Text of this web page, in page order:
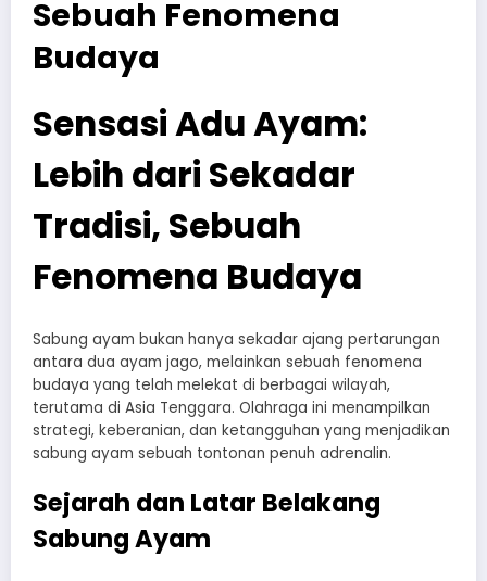
Sebuah Fenomena
Budaya
Sensasi Adu Ayam:
Lebih dari Sekadar
Tradisi, Sebuah
Fenomena Budaya
Sabung ayam bukan hanya sekadar ajang pertarungan
antara dua ayam jago, melainkan sebuah fenomena
budaya yang telah melekat di berbagai wilayah,
terutama di Asia Tenggara. Olahraga ini menampilkan
strategi, keberanian, dan ketangguhan yang menjadikan
sabung ayam sebuah tontonan penuh adrenalin.
Sejarah dan Latar Belakang
Sabung Ayam